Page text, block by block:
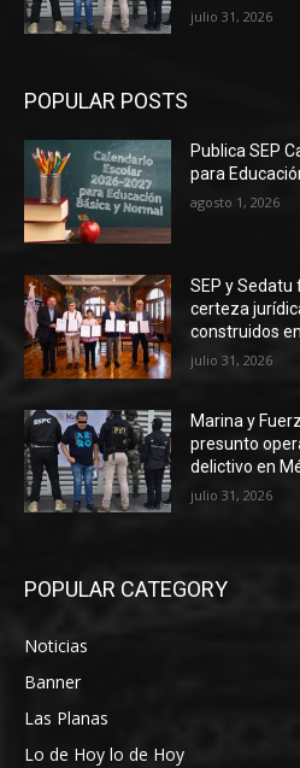
julio 31, 2026
POPULAR POSTS
Publica SEP
para
agosto 1, 2026
SEP y
certeza
construidos
julio 31, 2026
Marina y
presunto
delictivo en
julio 31, 2026
POPULAR CATEGORY
Noticias
Banner
Las Planas
Lo de Hoy lo de Hoy